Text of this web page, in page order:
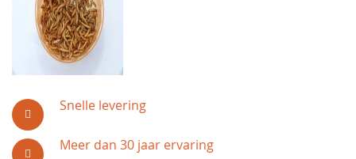
Snelle levering
Meer dan 30 jaar ervaring